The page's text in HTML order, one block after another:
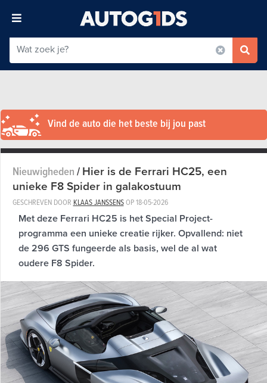
Vind de auto die het beste bij jou past
Nieuwigheden/Hier is de Ferrari HC25, een
unieke F8 Spider in galakostuum
GESCHREVEN DOOR KLAAS JANSSENSOP18-05-2026
Met deze Ferrari HC25 is het Special Project-
programma een unieke creatie rijker. Opvallend: niet
de 296 GTS fungeerde als basis, wel de al wat
oudere F8 Spider.